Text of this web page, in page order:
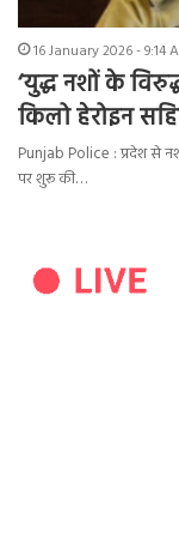
16 January 2026 - 9:14
‘युद्ध नशों के
किलो हेरोइन
Punjab Police : प्रदेश से
पर शुरू की…